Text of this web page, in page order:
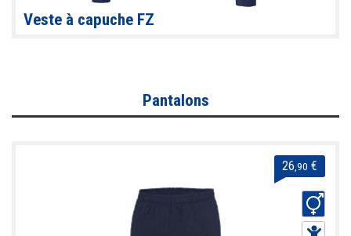
Veste à capuche FZ
Pantalons
26 ,90 €